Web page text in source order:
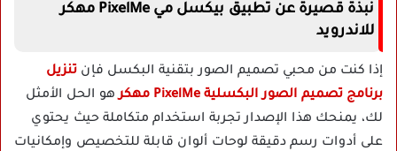
نبذة قصيرة عن تطبيق بيكسل مي PixelMe مهكر
للاندرويد
إذا كنت من محبي تصميم الصور بتقنية البكسل فإن تنزيل
برنامج تصميم الصور البكسلية PixelMe مهكر
هو الحل الأمثل
لك، يمنحك هذا الإصدار تجربة استخدام متكاملة حيث يحتوي
على أدوات رسم دقيقة لوحات ألوان قابلة للتخصيص وإمكانيات